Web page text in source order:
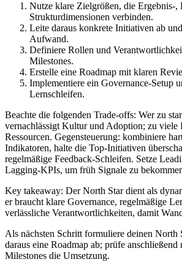
Nutze klare Zielgrößen, die Ergebnis-,
Strukturdimensionen verbinden.
Leite daraus konkrete Initiativen ab
Aufwand.
Definiere Rollen und
Milestones.
Erstelle eine Roadmap mit klaren
Implementiere ein Governance-Setup
Lernschleifen.
Beachte die folgenden Trade-offs: Wer zu
vernachlässigt Kultur und Adoption; zu viele
Ressourcen. Gegensteuerung: kombiniere
Indikatoren, halte die Top-Initiativen
regelmäßige Feedback-Schleifen. Setze
Lagging-KPIs, um früh Signale zu
Key takeaway: Der North Star dient als
er braucht klare Governance, regelmäßige
verlässliche Verantwortlichkeiten, damit
Als nächsten Schritt formuliere deinen North
daraus eine Roadmap ab; prüfe anschließend
Milestones die Umsetzung.